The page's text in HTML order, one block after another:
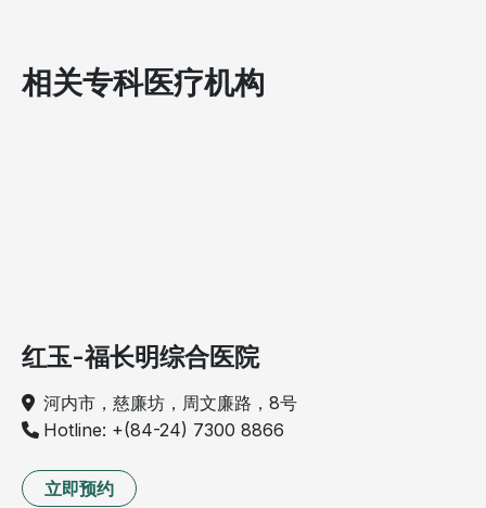
相关专科医疗机构
红玉-福长明综合医院
河内市，慈廉坊，周文廉路，8号
Hotline: +(84-24) 7300 8866
立即预约